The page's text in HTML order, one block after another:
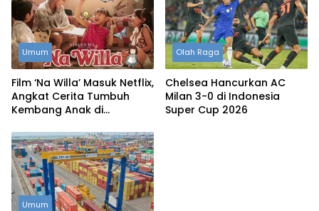
Umum
Film ‘Na Willa’ Masuk Netflix,
Angkat Cerita Tumbuh
Kembang Anak di
Olah Raga
Chelsea Hancurkan AC
Milan 3-0 di Indonesia
Super Cup 2026
Umum